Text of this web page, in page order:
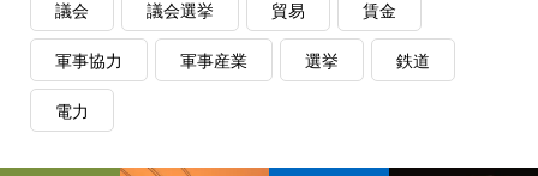
議会 議会選挙 貿易 賃金
軍事協力 軍事産業 選挙 鉄道
電力